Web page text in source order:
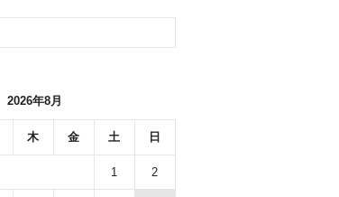
2026年8月
木 金 土 日
1 2